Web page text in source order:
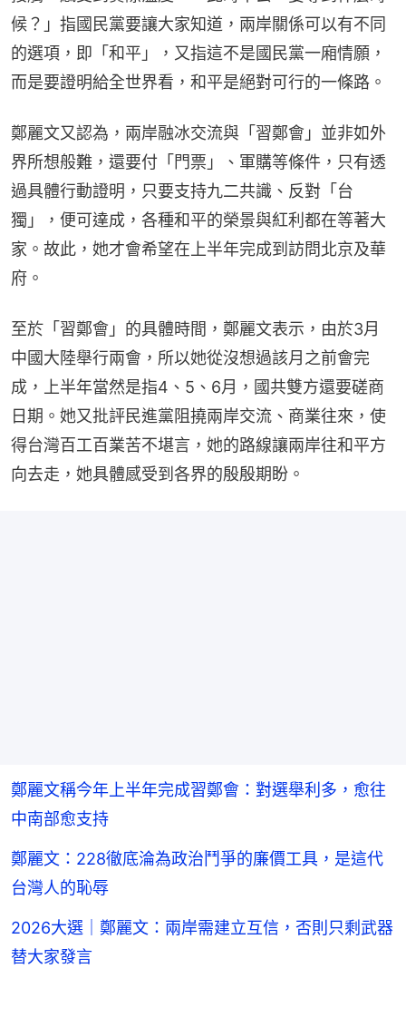
候？」指國民黨要讓大家知道，兩岸關係可以有不同
的選項，即「和平」，又指這不是國民黨一廂情願，
而是要證明給全世界看，和平是絕對可行的一條路。
鄭麗文又認為，兩岸融冰交流與「習鄭會」並非如外
界所想般難，還要付「門票」、軍購等條件，只有透
過具體行動證明，只要支持九二共識、反對「台
獨」，便可達成，各種和平的榮景與紅利都在等著大
家。故此，她才會希望在上半年完成到訪問北京及華
府。
至於「習鄭會」的具體時間，鄭麗文表示，由於3月
中國大陸舉行兩會，所以她從沒想過該月之前會完
成，上半年當然是指4、5、6月，國共雙方還要磋商
日期。她又批評民進黨阻撓兩岸交流、商業往來，使
得台灣百工百業苦不堪言，她的路線讓兩岸往和平方
向去走，她具體感受到各界的殷殷期盼。
鄭麗文稱今年上半年完成習鄭會：對選舉利多，愈往
中南部愈支持
鄭麗文：228徹底淪為政治鬥爭的廉價工具，是這代
台灣人的恥辱
2026大選｜鄭麗文：兩岸需建立互信，否則只剩武器
替大家發言